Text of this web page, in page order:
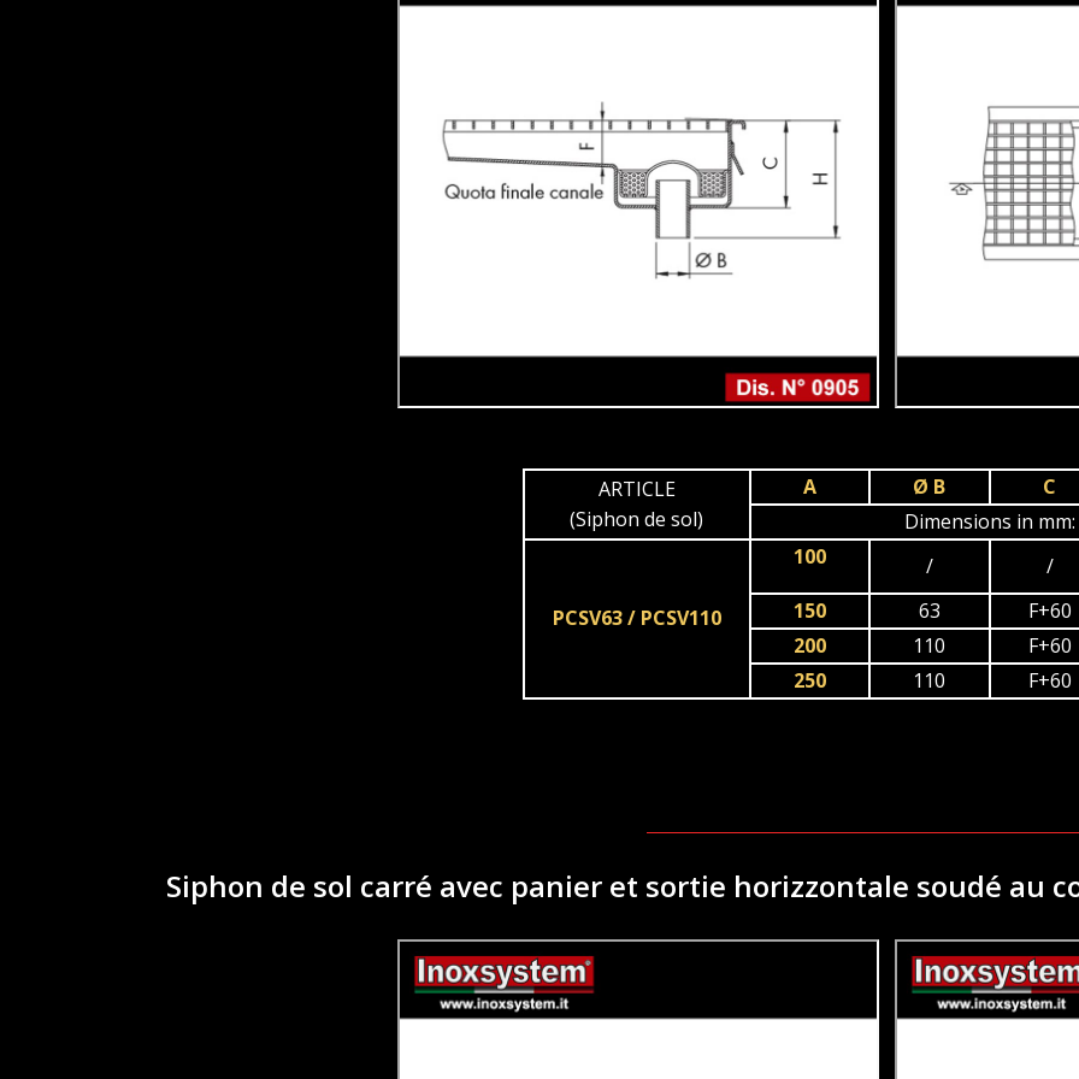
ARTICLE
(Siphon de sol)
A Ø B
C
Dimensions in mm:
PCSV63 / PCSV110
100 /
/
150
63
F+60
200
110
F+60
250
110 F+60
Siphon de sol carré avec panier et sortie horizzontale soudé au